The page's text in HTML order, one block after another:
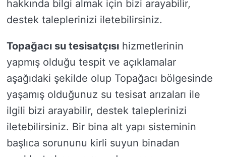
hakkında bilgi almak için bizi arayabilir,
destek taleplerinizi iletebilirsiniz.
Topağacı su tesisatçısı hizmetlerinin
yapmış olduğu tespit ve açıklamalar
aşağıdaki şekilde olup Topağacı bölgesinde
yaşamış olduğunuz su tesisat arızaları ile
ilgili bizi arayabilir, destek taleplerinizi
iletebilirsiniz. Bir bina alt yapı sisteminin
başlıca sorununu kirli suyun binadan